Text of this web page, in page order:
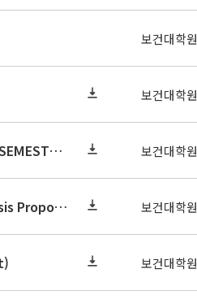
보건대학원
보건대학원
2026학년도 2학기 보건대학원 강의시간표(revised 260803)(2026 2nd SEMESTER SNU GSPH TIMETABLE) 보건대학원
2026학년도 2학기 논문작성계획서 제출 안내(박사 초심 일정 포함)_Thesis Proposal 보건대학원
보건대학원